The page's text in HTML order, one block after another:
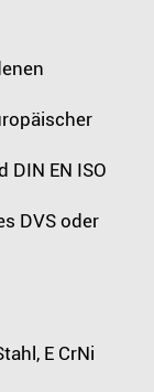
DIN EN ISO
DVS oder
E CrNi